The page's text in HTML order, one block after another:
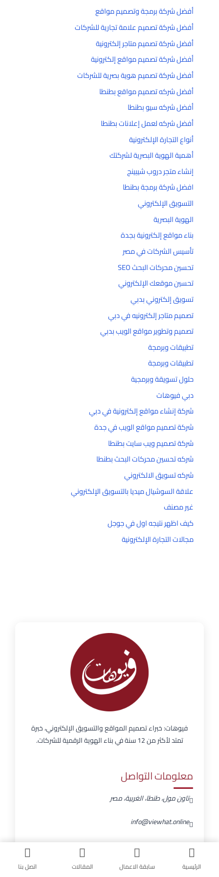
أفضل شركة برمجة وتصميم مواقع
أفضل شركة تصميم علامة تجارية للشركات
أفضل شركة تصميم متاجر إلكترونية
أفضل شركة تصميم مواقع إلكترونية
أفضل شركة تصميم هوية بصرية للشركات
أفضل شركه تصميم مواقع بطنطا
أفضل شركه سيو بطنطا
أفضل شركه لعمل إعلانات بطنطا
أنواع التجارة الإلكترونية
أهمية الهوية البصرية لشركتك
إنشاء متجر دروب شيبينج
افضل شركة برمجة بطنطا
التسويق الإلكتروني
الهوية البصرية
بناء مواقع إلكترونية بجدة
تأسيس الشركات في مصر
تحسين محركات البحث SEO
تحسين موقعك الإلكتروني
تسويق إلكتروني بدبي
تصميم متاجر إلكترونيه في دبي
تصميم وتطوير مواقع الويب بدبي
تطبيقات وبرمجة
تطبيقات وبرمجة
حلول تسويقة وبرمجية
دبي فيوهات
شركة إنشاء مواقع إلكترونية في دبي
شركة تصميم مواقع الويب في جدة
شركة تصميم ويب سايت بطنطا
شركه تحسين محركات البحث بطنطا
شركه تسويق الالكتروني
علاقة السوشيال ميديا بالتسويق الإلكتروني
غير مصنف
كيف اظهر نتيجه اول في جوجل
مجالات التجارة الإلكترونية
فيوهات: خبراء تصميم المواقع والتسويق الإلكتروني، خبرة
تمتد لأكثر من 12 سنة في بناء الهوية الرقمية للشركات.
معلومات التواصل
تاون مول، طنطا، الغربية، مصر
info@viewhat.online
السبت - الخميس : 11ص - 6مالرئيسية سابقة الاعمال المقالات اتصل بنا